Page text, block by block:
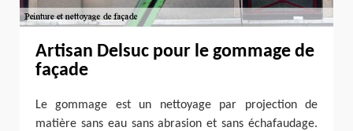
Artisan Delsuc pour le gommage de
façade
Le gommage est un nettoyage par projection de
matière sans eau sans abrasion et sans échafaudage.